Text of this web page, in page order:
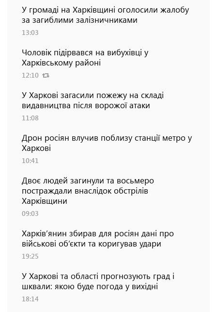
У громаді на Харківщині оголосили жалобу
за загиблими залізничниками
13:03
Чоловік підірвався на вибухівці у
Харківському районі
12:10
У Харкові загасили пожежу на складі
видавництва після ворожої атаки
11:08
Дрон росіян влучив поблизу станції метро у
Харкові
10:41
Двоє людей загинули та восьмеро
постраждали внаслідок обстрілів
Харківщини
09:03
Харків’янин збирав для росіян дані про
військові об’єкти та коригував удари
19:25
У Харкові та області прогнозують град і
шквали: якою буде погода у вихідні
18:14